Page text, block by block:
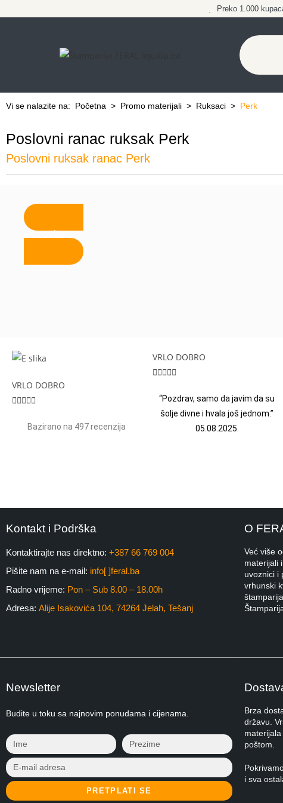
Preko 1.000
Vi se nalazite na: Početna > Promo materijali > Ruksaci > Perk
Poslovni ranac ruksak Perk
Poslovni ruksak ranac Perk
Pozovite
VRLO DOBRO

Bazirano na 497 recenzija
VRLO DOBRO

“Pozdrav, samo da javim da su
šolje divne i hvala još jednom.”
05.08.2025.
Kontakt i Podrška
Kontaktirajte nas direktno: +387 66 769 004
Pišite nam na e-mail: info[ ]feral.ba
Radno vrijeme: Pon – Sub 8.00 – 18.00h
Adresa: Alije Isakovića 104, 74264 Jelah, Tešanj
O
Već više
materijali
uvoznici i
vrhunski
Newsletter
Budite u toku sa najnovim ponudama i cijenama.
PRETPLATI SE
Brza
državu.
poštom.
i sva